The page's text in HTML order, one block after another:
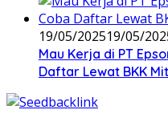
19/05/202519/05/
Mau Kerja di PT
Daftar Lewat BKK